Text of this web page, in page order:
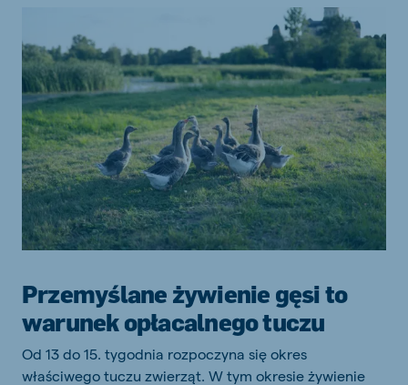
Przemyślane żywienie gęsi to
warunek opłacalnego tuczu
Od 13 do 15. tygodnia rozpoczyna się okres
właściwego tuczu zwierząt. W tym okresie żywienie